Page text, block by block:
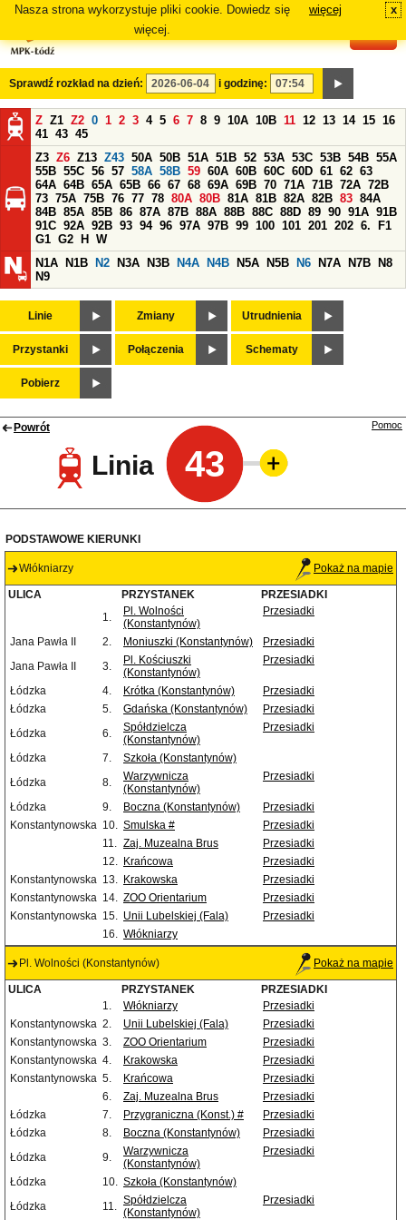
Nasza strona wykorzystuje pliki cookie. Dowiedz się
więcej.
więcej x
Sprawdź rozkład na dzień: i godzinę:
Z Z1 Z2 0 1 2 3 4 5 6 7 8 9 10A 10B 11 12 13 14 15 16
41 43 45
Z3 Z6 Z13 Z43 50A 50B 51A 51B 52 53A 53C 53B 54B 55A
55B 55C 56 57 58A 58B 59 60A 60B 60C 60D 61 62 63
64A 64B 65A 65B 66 67 68 69A 69B 70 71A 71B 72A 72B
73 75A 75B 76 77 78 80A 80B 81A 81B 82A 82B 83 84A
84B 85A 85B 86 87A 87B 88A 88B 88C 88D 89 90 91A 91B
91C 92A 92B 93 94 96 97A 97B 99 100 101 201 202 6.
F1
G1 G2 H
W
N1A
N1B N2 N3A N3B N4A N4B N5A N5B N6 N7A N7B
N8
N9
Linie Zmiany Utrudnienia
Przystanki Połączenia Schematy
Pobierz
Powrót
Linia 43
Pomoc
PODSTAWOWE KIERUNKI
Włókniarzy Pokaż na mapie
ULICA PRZYSTANEK
PRZESIADKI
1.
Pl. Wolności
(Konstantynów)
Przesiadki
Jana Pawła II 2. Moniuszki (Konstantynów)
Przesiadki
Jana Pawła II
3.
Pl. Kościuszki
(Konstantynów)
Przesiadki
Łódzka 4. Krótka (Konstantynów)
Przesiadki
Łódzka
5. Gdańska (Konstantynów)
Przesiadki
Łódzka
6.
Spółdzielcza
(Konstantynów)
Przesiadki
Łódzka 7.
Szkoła (Konstantynów)
Łódzka
8.
Warzywnicza
(Konstantynów)
Przesiadki
Łódzka 9. Boczna (Konstantynów)
Przesiadki
Konstantynowska 10. Smulska #
Przesiadki
11. Zaj. Muzealna Brus
Przesiadki
12. Krańcowa
Przesiadki
Konstantynowska 13. Krakowska
Przesiadki
Konstantynowska 14. ZOO Orientarium
Przesiadki
Konstantynowska 15. Unii Lubelskiej (Fala)
Przesiadki
16. Włókniarzy
Pl. Wolności (Konstantynów) Pokaż na mapie
ULICA PRZYSTANEK
PRZESIADKI
1.
Włókniarzy
Przesiadki
Konstantynowska 2. Unii Lubelskiej (Fala)
Przesiadki
Konstantynowska 3. ZOO Orientarium
Przesiadki
Konstantynowska 4. Krakowska
Przesiadki
Konstantynowska 5. Krańcowa
Przesiadki
6.
Zaj. Muzealna Brus
Przesiadki
Łódzka
7. Przygraniczna (Konst.) #
Przesiadki
Łódzka
8. Boczna (Konstantynów)
Przesiadki
Łódzka
9.
Warzywnicza
(Konstantynów)
Przesiadki
Łódzka 10. Szkoła (Konstantynów)
Łódzka
11. Spółdzielcza
(Konstantynów)
Przesiadki